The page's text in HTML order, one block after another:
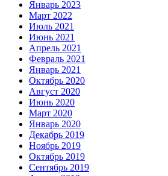
Январь 2023
Март 2022
Июль 2021
Июнь 2021
Апрель 2021
Февраль 2021
Январь 2021
Октябрь 2020
Август 2020
Июнь 2020
Март 2020
Январь 2020
Декабрь 2019
Ноябрь 2019
Октябрь 2019
Сентябрь 2019